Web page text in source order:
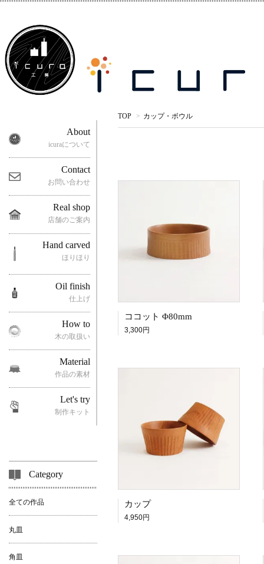
TOP > カップ・ボウル
ココット Φ80mm
3,300円
カップ
4,950円
About
icuraについて
Contact
お問い合わせ
Real shop
店舗のご案内
Hand carved
ほりほり
Oil finish
仕上げ
How to
木の取扱い
Material
作品の素材
Let's try
制作キット
Category
全ての作品
丸皿
角皿